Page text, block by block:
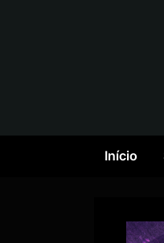
Início